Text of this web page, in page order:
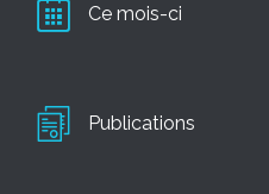
Ce mois-ci
Publications